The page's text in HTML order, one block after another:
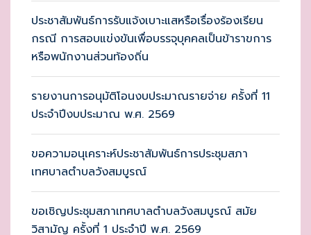
ประชาสัมพันธ์การรับแจ้งเบาะแสหรือเรื่องร้องเรียน
กรณี การสอบแข่งขันเพื่อบรรจุบุคคลเป็นข้าราขการ
หรือพนักงานส่วนท้องถิ่น
รายงานการอนุมัติโอนงบประมาณรายจ่าย ครั้งที่ 11
ประจำปีงบประมาณ พ.ศ. 2569
ขอความอนุเคราะห์ประชาสัมพันธ์การประชุมสภา
เทศบาลตำบลวังสมบูรณ์
ขอเชิญประชุมสภาเทศบาลตำบลวังสมบูรณ์ สมัย
วิสามัญ ครั้งที่ 1 ประจำปี พ.ศ. 2569